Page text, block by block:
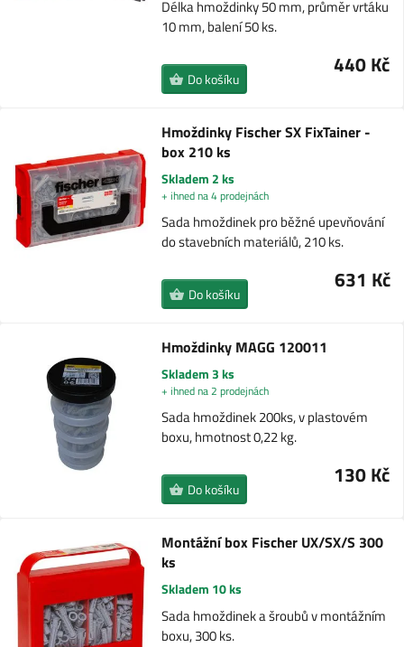
Délka hmoždinky 50 mm, průměr vrtáku
10 mm, balení 50 ks.
440 Kč
Do košíku
Hmoždinky Fischer SX FixTainer -
box 210 ks
Skladem 2 ks
+ ihned na 4 prodejnách
Sada hmoždinek pro běžné upevňování
do stavebních materiálů, 210 ks.
631 Kč
Do košíku
Hmoždinky MAGG 120011
Skladem 3 ks
+ ihned na 2 prodejnách
Sada hmoždinek 200ks, v plastovém
boxu, hmotnost 0,22 kg.
130 Kč
Do košíku
Montážní box Fischer UX/SX/S 300
ks
Skladem 10 ks
Sada hmoždinek a šroubů v montážním
boxu, 300 ks.